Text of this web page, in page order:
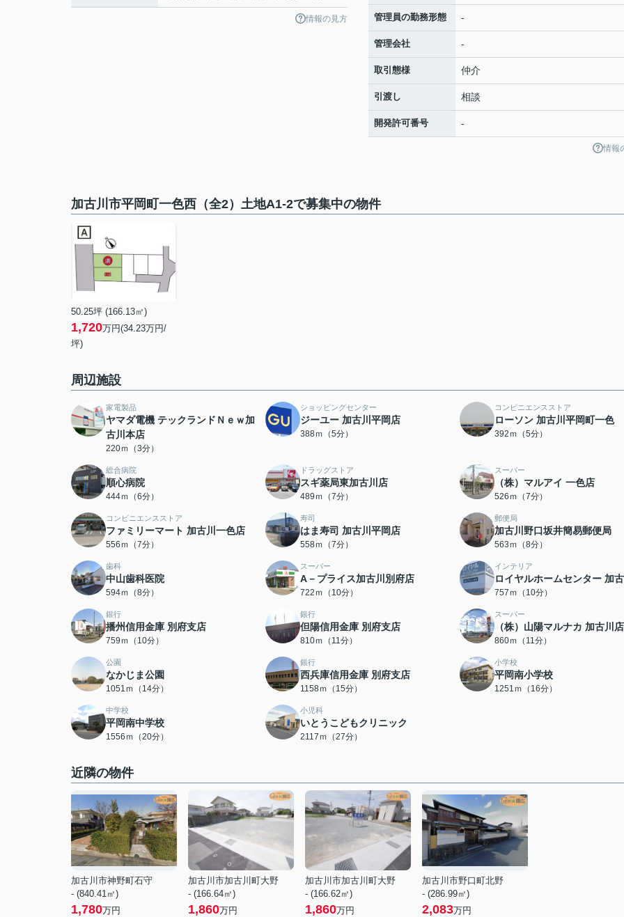
情報の見方 管理員の勤務形態 -
管理会社 -
取引態様 仲介
引渡し 相談
開発許可番号 -
情報
加古川市平岡町一色西（全2）土地A1-2で募集中の物件
50.25坪 (166.13㎡)
1,720万円(34.23万円/
坪)
周辺施設
家電製品
ヤマダ電機 テックランドＮｅｗ加
古川本店
220ｍ（3分）
ショッピングセンター
ジーユー 加古川平岡店
388ｍ（5分）
コンビニエンスストア
ローソン 加古川平岡町一色
392ｍ（5分）
総合病院
順心病院
444ｍ（6分）
ドラッグストア
スギ薬局東加古川店
489ｍ（7分）
スーパー
（株）マルアイ 一色店
526ｍ（7分）
コンビニエンスストア
ファミリーマート 加古川一色店
556ｍ（7分）
寿司
はま寿司 加古川平岡店
558ｍ（7分）
郵便局
加古川野口坂井簡易郵便局
563ｍ（8分）
歯科
中山歯科医院
594ｍ（8分）
スーパー
A－プライス加古川別府店
722ｍ（10分）
インテリア
ロイヤルホームセンター 加
757ｍ（10分）
銀行
播州信用金庫 別府支店
759ｍ（10分）
銀行
但陽信用金庫 別府支店
810ｍ（11分）
スーパー
（株）山陽マルナカ 加古川店
860ｍ（11分）
公園
なかじま公園
1051ｍ（14分）
銀行
西兵庫信用金庫 別府支店
1158ｍ（15分）
小学校
平岡南小学校
1251ｍ（16分）
中学校
平岡南中学校
1556ｍ（20分）
小児科
いとうこどもクリニック
2117ｍ（27分）
近隣の物件
加古川市神野町石守
- (840.41㎡)
1,780万円
加古川市加古川町大野
- (166.64㎡)
1,860万円
加古川市加古川町大野
- (166.62㎡)
1,860万円
加古川市野口町北野
- (286.99㎡)
2,083万円